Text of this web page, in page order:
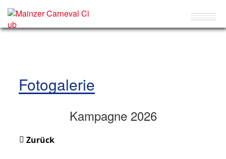
Fotogalerie
Kampagne 2026
Zurück